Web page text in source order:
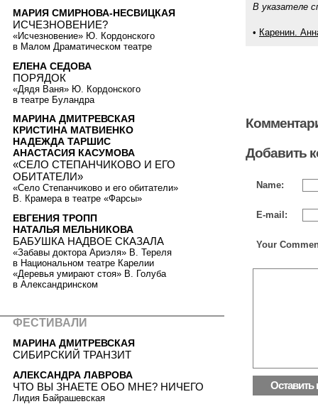
В указателе
• Каренин.
Добавить
Name:
E-mail:
Your
МАРИЯ СМИРНОВА-НЕСВИЦКАЯ
ИСЧЕЗНОВЕНИЕ?
«Исчезновение» Ю. Кордонского
в Малом Драматическом театре
ЕЛЕНА СЕДОВА
ПОРЯДОК
«Дядя Ваня» Ю. Кордонского
в театре Буландра
МАРИНА ДМИТРЕВСКАЯ
КРИСТИНА МАТВИЕНКО
НАДЕЖДА ТАРШИС
АНАСТАСИЯ КАСУМОВА
«СЕЛО СТЕПАНЧИКОВО И ЕГО
ОБИТАТЕЛИ»
«Село Степанчиково и его обитатели»
В. Крамера в театре «Фарсы»
ЕВГЕНИЯ ТРОПП
НАТАЛЬЯ МЕЛЬНИКОВА
БАБУШКА НАДВОЕ СКАЗАЛА
«Забавы доктора Ариэля» В. Тереля
в Национальном театре Карелии
«Деревья умирают стоя» В. Голуба
в Александринском
ФЕСТИВАЛИ
МАРИНА ДМИТРЕВСКАЯ
СИБИРСКИЙ ТРАНЗИТ
АЛЕКСАНДРА ЛАВРОВА
ЧТО ВЫ ЗНАЕТЕ ОБО МНЕ? НИЧЕГО
Лидия Байрашевская